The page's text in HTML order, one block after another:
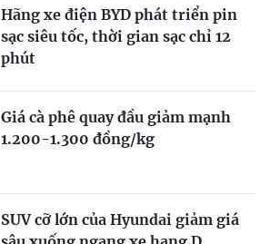
Hãng xe điện BYD phát triển pin
sạc siêu tốc, thời gian sạc chỉ 12
phút
Giá cà phê quay đầu giảm mạnh
1.200-1.300 đồng/kg
SUV cỡ lớn của Hyundai giảm giá